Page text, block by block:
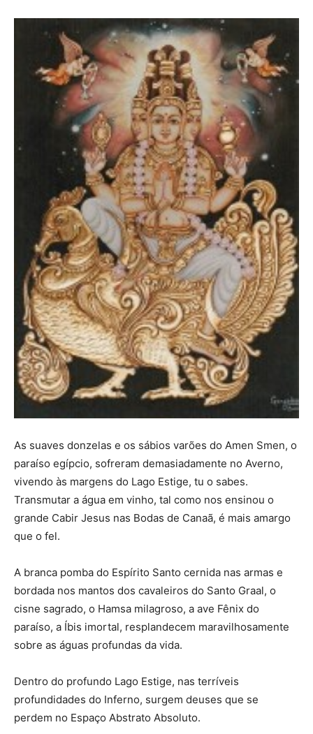
As suaves donzelas e os sábios varões do Amen Smen, o
paraíso egípcio, sofreram demasiadamente no Averno,
vivendo às margens do Lago Estige, tu o sabes.
Transmutar a água em vinho, tal como nos ensinou o
grande Cabir Jesus nas Bodas de Canaã, é mais amargo
que o fel.
A branca pomba do Espírito Santo cernida nas armas e
bordada nos mantos dos cavaleiros do Santo Graal, o
cisne sagrado, o Hamsa milagroso, a ave Fênix do
paraíso, a Íbis imortal, resplandecem maravilhosamente
sobre as águas profundas da vida.
Dentro do profundo Lago Estige, nas terríveis
profundidades do Inferno, surgem deuses que se
perdem no Espaço Abstrato Absoluto.